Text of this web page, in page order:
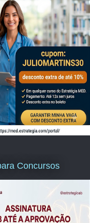
Concursos